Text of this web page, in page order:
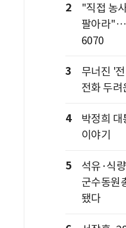
2
"직접 농
팔아라"…
6070
3
무너진 '
전화 두려
4
박정희 대
이야기
5
석유·식
군수동원
됐다